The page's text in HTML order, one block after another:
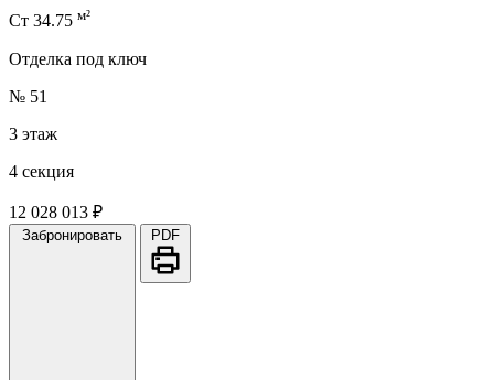
Ст 34.75 м²
Отделка под ключ
№ 51
3 этаж
4 секция
12 028 013 ₽
Забронировать PDF